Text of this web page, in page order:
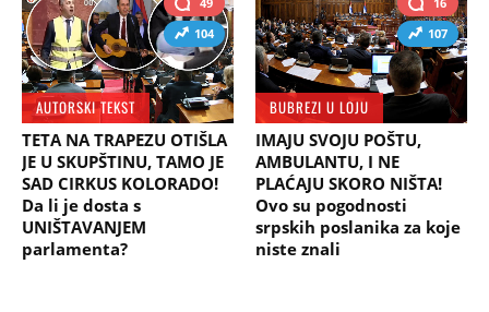
104
AUTORSKI TEKST
TETA NA TRAPEZU OTIŠLA
JE U SKUPŠTINU, TAMO JE
SAD CIRKUS KOLORADO!
Da li je dosta s
UNIŠTAVANJEM
parlamenta?
107
BUBREZI U LOJU
IMAJU SVOJU POŠTU,
AMBULANTU, I NE
PLAĆAJU SKORO NIŠTA!
Ovo su pogodnosti
srpskih poslanika za koje
niste znali